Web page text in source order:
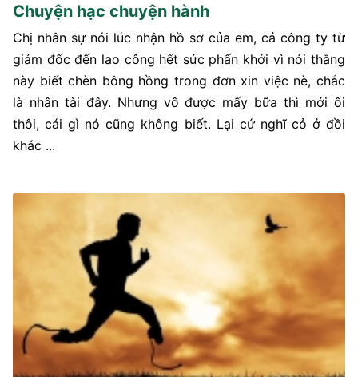
Chuyện hạc chuyện hành
Chị nhân sự nói lúc nhận hồ sơ của em, cả công ty từ
giám đốc đến lao công hết sức phấn khởi vì nói thằng
này biết chèn bông hồng trong đơn xin việc nè, chắc
là nhân tài đây. Nhưng vô được mấy bữa thì mới ôi
thôi, cái gì nó cũng không biết. Lại cứ nghĩ cỏ ở đồi
khác ...